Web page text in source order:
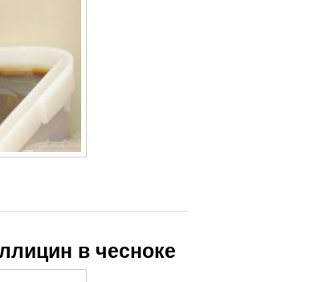
в чесноке